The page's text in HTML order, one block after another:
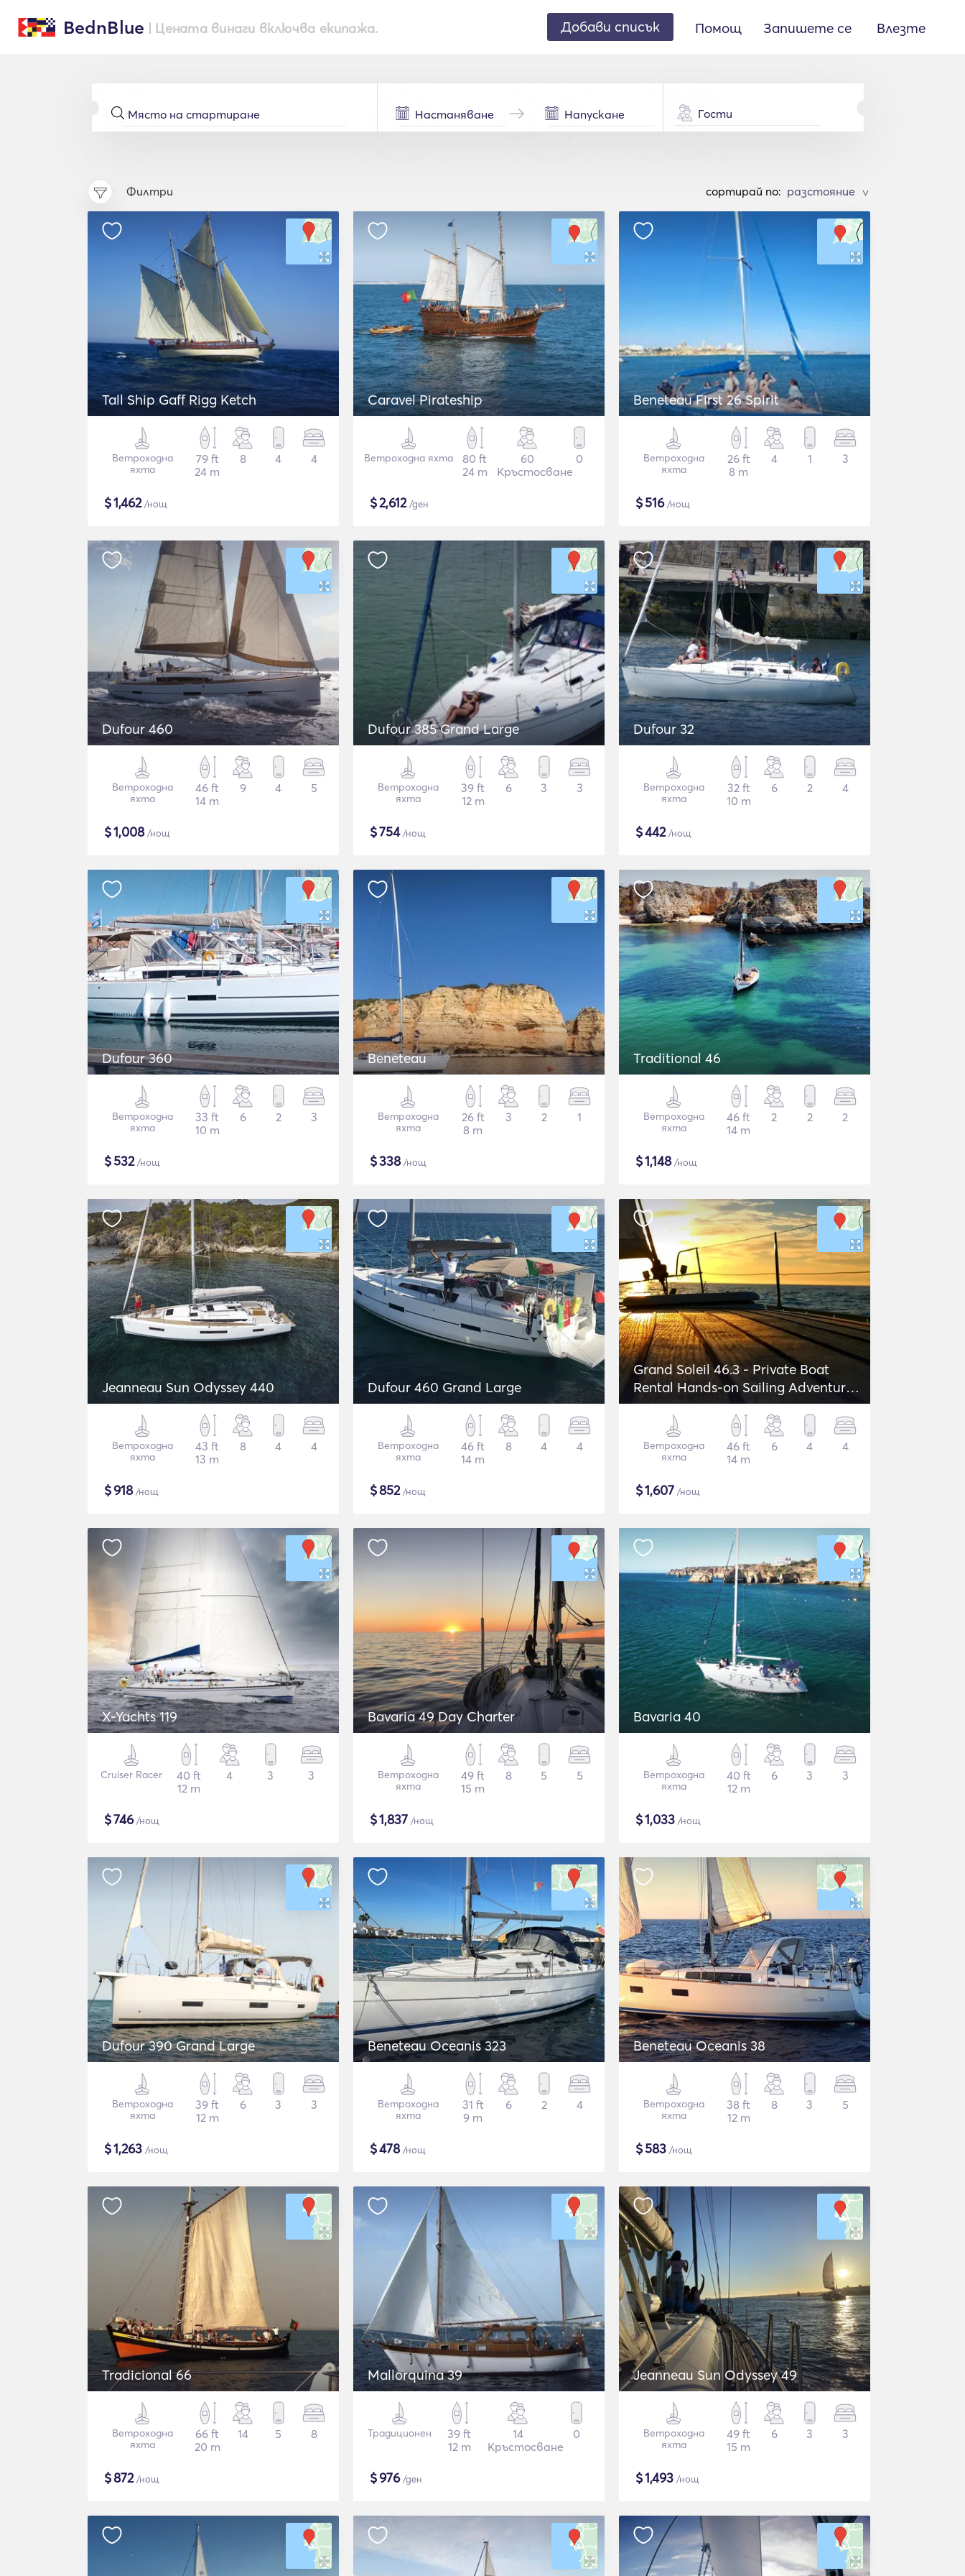
BednBlue | Цената винаги включва екипажа. Добави списък Помощ Запишете се Влезте
Гости
Филтри cортирай по: >
Tall Ship Gaff Rigg Ketch
Ветроходна
яхта
79 ft
24 m
8 4 4
$1,462/нощ
Caravel Pirateship
Ветроходна яхта
80 ft
24 m
60
Кръстосване
0
$2,612/ден
Beneteau First 26 Spirit
Ветроходна
яхта
26 ft
8 m
4 1 3
$516/нощ
Dufour 460
Ветроходна
яхта
46 ft
14 m
9 4 5
$1,008/нощ
Dufour 385 Grand Large
Ветроходна
яхта
39 ft
12 m
6 3 3
$754/нощ
Dufour 32
Ветроходна
яхта
32 ft
10 m
6 2 4
$442/нощ
Dufour 360
Ветроходна
яхта
33 ft
10 m
6 2 3
$532/нощ
Beneteau
Ветроходна
яхта
26 ft
8 m
3 2 1
$338/нощ
Traditional 46
Ветроходна
яхта
46 ft
14 m
2 2 2
$1,148/нощ
Jeanneau Sun Odyssey 440
Ветроходна
яхта
43 ft
13 m
8 4 4
$918/нощ
Dufour 460 Grand Large
Ветроходна
яхта
46 ft
14 m
8 4 4
$852/нощ
Grand Soleil 46.3 - Private Boat
Rental Hands-on Sailing Adventure
in Lagos
Ветроходна
яхта
46 ft
14 m
6 4 4
$1,607 /нощ
X-Yachts 119
Cruiser Racer
40 ft
12 m
4 3 3
$746/нощ
Bavaria 49 Day Charter
Ветроходна
яхта
49 ft
15 m
8 5 5
$1,837 /нощ
Bavaria 40
Ветроходна
яхта
40 ft
12 m
6 3 3
$1,033 /нощ
Dufour 390 Grand Large
Ветроходна
яхта
39 ft
12 m
6 3 3
$1,263 /нощ
Beneteau Oceanis 323
Ветроходна
яхта
31 ft
9 m
6 2 4
$478/нощ
Beneteau Oceanis 38
Ветроходна
яхта
38 ft
12 m
8 3 5
$583 /нощ
Tradicional 66
Ветроходна
яхта
66 ft
20 m
14 5 8
$872/нощ
Mallorquina 39
Традиционен
39 ft
12 m
14
Кръстосване
0
$976/ден
Jeanneau Sun Odyssey 49
Ветроходна
яхта
49 ft
15 m
6 3 3
$1,493 /нощ